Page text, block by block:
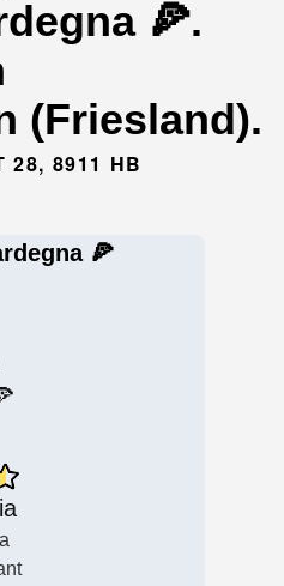
🍕.
(Friesland).
28, 8911 HB
🍕